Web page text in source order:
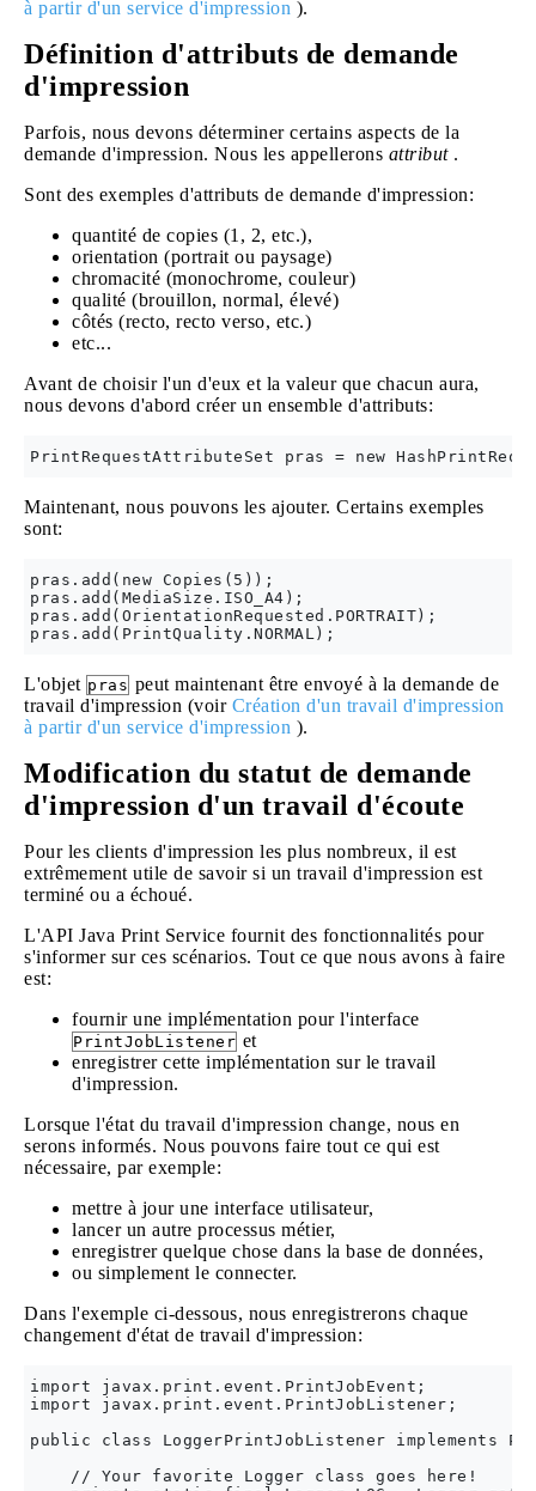
à partir d'un service d'impression ).
Définition d'attributs de demande
d'impression
Parfois, nous devons déterminer certains aspects de la
demande d'impression. Nous les appellerons attribut.
Sont des exemples d'attributs de demande d'impression:
quantité de copies (1, 2, etc.),
orientation (portrait ou paysage)
chromacité (monochrome, couleur)
qualité (brouillon, normal, élevé)
côtés (recto, recto verso, etc.)
etc...
Avant de choisir l'un d'eux et la valeur que chacun aura,
nous devons d'abord créer un ensemble d'attributs:
Maintenant, nous pouvons les ajouter. Certains exemples
sont:
pras.add(new Copies(5));
pras.add(MediaSize.ISO_A4);
pras.add(OrientationRequested.PORTRAIT);
L'objet pras peut maintenant être envoyé à la demande de
travail d'impression (voir Création d'un travail d'impression
à partir d'un service d'impression ).
Modification du statut de demande
d'impression d'un travail d'écoute
Pour les clients d'impression les plus nombreux, il est
extrêmement utile de savoir si un travail d'impression est
terminé ou a échoué.
L'API Java Print Service fournit des fonctionnalités pour
s'informer sur ces scénarios. Tout ce que nous avons à faire
est:
fournir une implémentation pour l'interface
PrintJobListener et
enregistrer cette implémentation sur le travail
d'impression.
Lorsque l'état du travail d'impression change, nous en
serons informés. Nous pouvons faire tout ce qui est
nécessaire, par exemple:
mettre à jour une interface utilisateur,
lancer un autre processus métier,
enregistrer quelque chose dans la base de données,
ou simplement le connecter.
Dans l'exemple ci-dessous, nous enregistrerons chaque
changement d'état de travail d'impression:
import javax.print.event.PrintJobEvent;
import javax.print.event.PrintJobListener;
public class LoggerPrintJobListener implements
    // Your favorite Logger class goes here!